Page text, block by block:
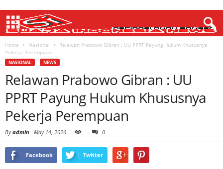
Home Nasional
Relawan Prabowo Gibran : UU PPRT Payung Hukum Khususnya
Pekerja Perempuan
NASIONAL NEWS
Relawan Prabowo Gibran : UU
PPRT Payung Hukum Khususnya
Pekerja Perempuan
Byadmin - May 14, 2026 0
Facebook Twitter